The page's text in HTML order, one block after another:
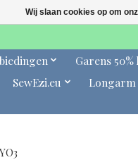
Garens
SewEzi.eu
Wij slaan cookies op om